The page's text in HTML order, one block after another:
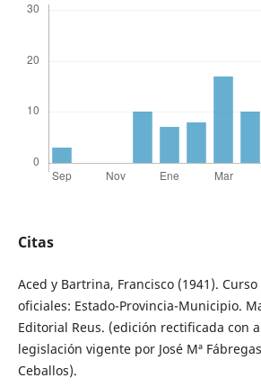
Citas
Aced y Bartrina, Francisco (1941).
oficiales: Estado-Provincia-Municipio.
Editorial Reus. (edición rectificada con
legislación vigente por José Mª
Ceballos).